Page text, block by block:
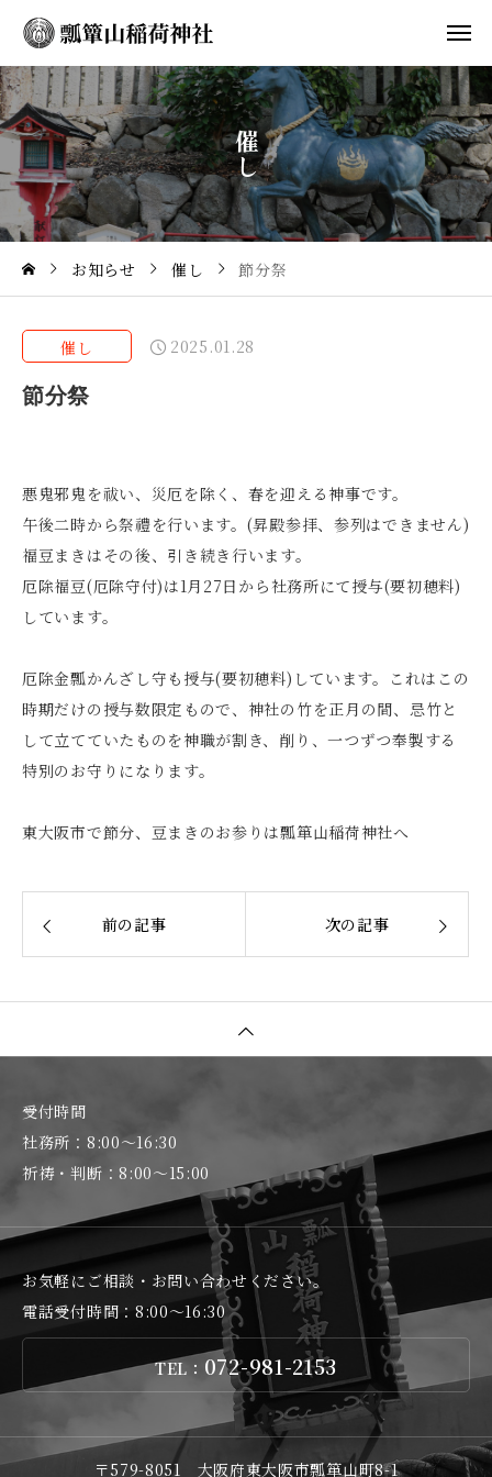
催
し
お知らせ 催し 節分祭
催し 2025.01.28
節分祭
悪鬼邪鬼を祓い、災厄を除く、春を迎える神事です。
午後二時から祭禮を行います。(昇殿参拝、参列はできません)
福豆まきはその後、引き続き行います。
厄除福豆(厄除守付)は1月27日から社務所にて授与(要初穂料)
しています。
厄除金瓢かんざし守も授与(要初穂料)しています。これはこの
時期だけの授与数限定もので、神社の竹を正月の間、忌竹と
して立てていたものを神職が割き、削り、一つずつ奉製する
特別のお守りになります。
東大阪市で節分、豆まきのお参りは瓢箪山稲荷神社へ
前の記事 次の記事
受付時間
社務所：8:00～16:30
祈祷・判断：8:00～15:00
お気軽にご相談・お問い合わせください。
電話受付時間：8:00～16:30
TEL： 072-981-2153
〒579-8051 大阪府東大阪市瓢箪山町8-1